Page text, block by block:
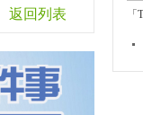
返回列表